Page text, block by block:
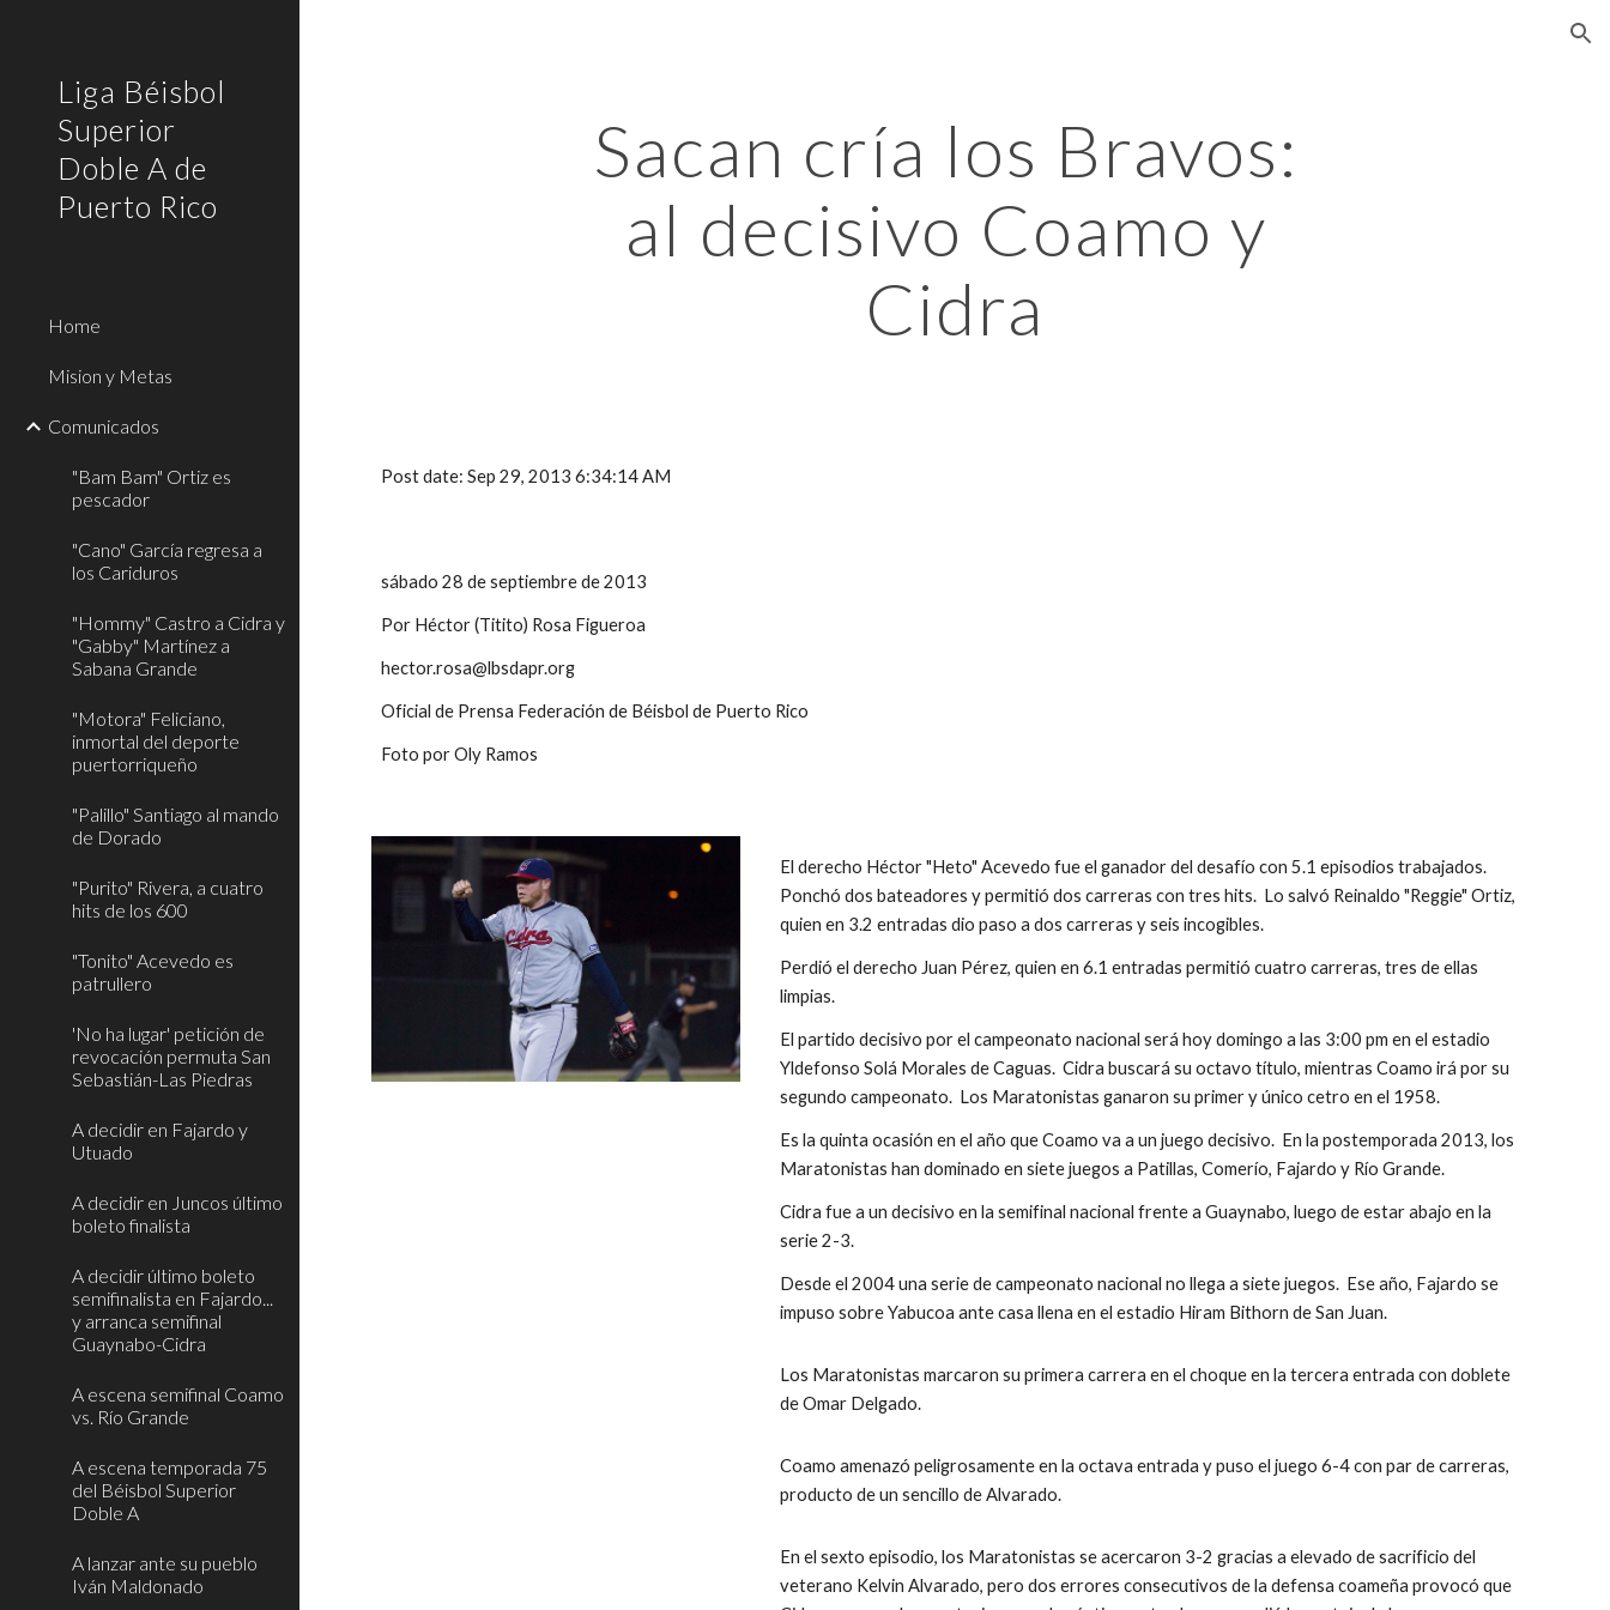
Liga Béisbol
Superior
Doble A de
Puerto Rico
Home
Mision y Metas
Comunicados
"Bam Bam" Ortiz es
pescador
"Cano" García regresa a
los Cariduros
"Hommy" Castro a Cidra y
"Gabby" Martínez a
Sabana Grande
"Motora" Feliciano,
inmortal del deporte
puertorriqueño
"Palillo" Santiago al mando
de Dorado
"Purito" Rivera, a cuatro
hits de los 600
"Tonito" Acevedo es
patrullero
'No ha lugar' petición de
revocación permuta San
Sebastián-Las Piedras
A decidir en Fajardo y
Utuado
A decidir en Juncos último
boleto finalista
A decidir último boleto
semifinalista en Fajardo...
y arranca semifinal
Guaynabo-Cidra
A escena semifinal Coamo
vs. Río Grande
A escena temporada 75
del Béisbol Superior
Doble A
A lanzar ante su pueblo
Iván Maldonado
Sacan cría los Bravos:
al decisivo Coamo y
Cidra
Post date: Sep 29, 2013 6:34:14 AM
sábado 28 de septiembre de 2013
Por Héctor (Titito) Rosa Figueroa
hector.rosa@lbsdapr.org
Oficial de Prensa Federación de Béisbol de Puerto Rico
Foto por Oly Ramos
El derecho Héctor "Heto" Acevedo fue el ganador del desafío con 5.1 episodios trabajados.
Ponchó dos bateadores y permitió dos carreras con tres hits.  Lo salvó Reinaldo "Reggie" Ortiz,
quien en 3.2 entradas dio paso a dos carreras y seis incogibles.
Perdió el derecho Juan Pérez, quien en 6.1 entradas permitió cuatro carreras, tres de ellas
limpias.
El partido decisivo por el campeonato nacional será hoy domingo a las 3:00 pm en el estadio
Yldefonso Solá Morales de Caguas.  Cidra buscará su octavo título, mientras Coamo irá por su
segundo campeonato.  Los Maratonistas ganaron su primer y único cetro en el 1958.
Es la quinta ocasión en el año que Coamo va a un juego decisivo.  En la postemporada 2013, los
Maratonistas han dominado en siete juegos a Patillas, Comerío, Fajardo y Río Grande.
Cidra fue a un decisivo en la semifinal nacional frente a Guaynabo, luego de estar abajo en la
serie 2-3.
Desde el 2004 una serie de campeonato nacional no llega a siete juegos.  Ese año, Fajardo se
impuso sobre Yabucoa ante casa llena en el estadio Hiram Bithorn de San Juan.
Los Maratonistas marcaron su primera carrera en el choque en la tercera entrada con doblete
de Omar Delgado.
Coamo amenazó peligrosamente en la octava entrada y puso el juego 6-4 con par de carreras,
producto de un sencillo de Alvarado.
En el sexto episodio, los Maratonistas se acercaron 3-2 gracias a elevado de sacrificio del
veterano Kelvin Alvarado, pero dos errores consecutivos de la defensa coameña provocó que